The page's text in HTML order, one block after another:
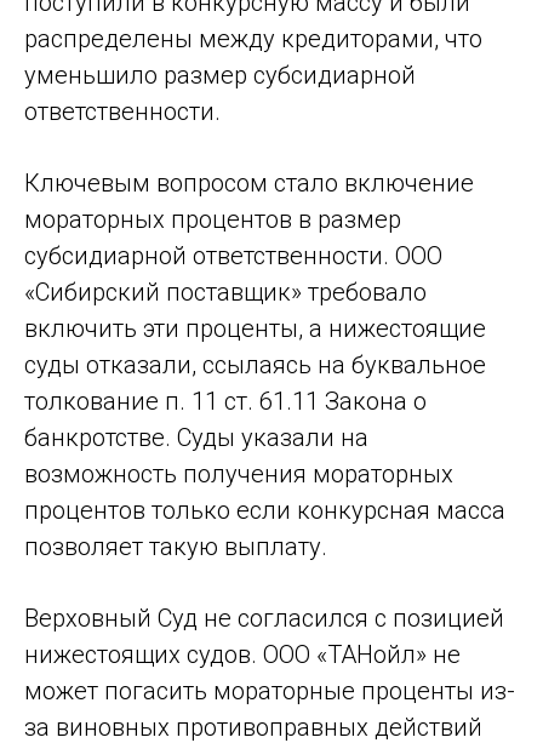
распределены между кредиторами, что
уменьшило размер субсидиарной
ответственности.
Ключевым вопросом стало включение
мораторных процентов в размер
субсидиарной ответственности. ООО
«Сибирский поставщик» требовало
включить эти проценты, а нижестоящие
суды отказали, ссылаясь на буквальное
толкование п. 11 ст. 61.11 Закона о
банкротстве. Суды указали на
возможность получения мораторных
процентов только если конкурсная масса
позволяет такую выплату.
Верховный Суд не согласился с позицией
нижестоящих судов. ООО «ТАНойл» не
может погасить мораторные проценты из-
за виновных противоправных действий